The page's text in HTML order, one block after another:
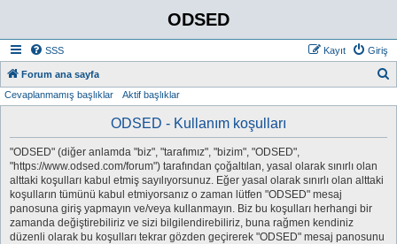
ODSED
SSS Giriş
Kayıt
Forum ana sayfa
Cevaplanmamış başlıklar Aktif başlıklar
ODSED - Kullanım koşulları
"ODSED" (diğer anlamda "biz", "tarafımız", "bizim", "ODSED",
"https://www.odsed.com/forum") tarafından çoğaltılan, yasal olarak sınırlı olan
alttaki koşulları kabul etmiş sayılıyorsunuz. Eğer yasal olarak sınırlı olan alttaki
koşulların tümünü kabul etmiyorsanız o zaman lütfen "ODSED" mesaj
panosuna giriş yapmayın ve/veya kullanmayın. Biz bu koşulları herhangi bir
zamanda değiştirebiliriz ve sizi bilgilendirebiliriz, buna rağmen kendiniz
düzenli olarak bu koşulları tekrar gözden geçirerek "ODSED" mesaj panosunu